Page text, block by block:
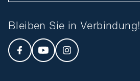
Bleiben Sie in Verbindung!